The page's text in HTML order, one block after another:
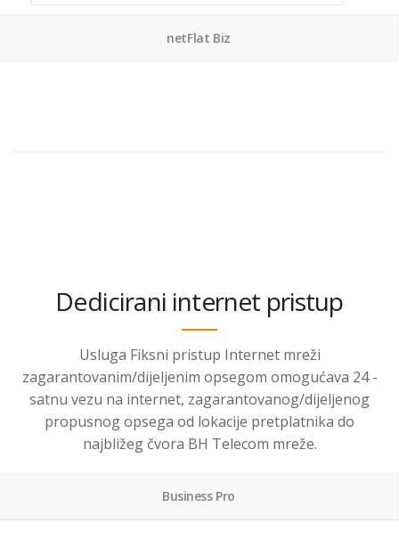
netFlat Biz
Dedicirani internet pristup
Usluga Fiksni pristup Internet mreži
zagarantovanim/dijeljenim opsegom omogućava 24 -
satnu vezu na internet, zagarantovanog/dijeljenog
propusnog opsega od lokacije pretplatnika do
najbližeg čvora BH Telecom mreže.
Business Pro